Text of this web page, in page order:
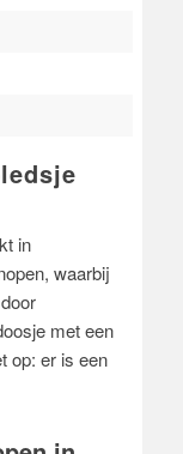
in
waarbij
met een
op: er is een